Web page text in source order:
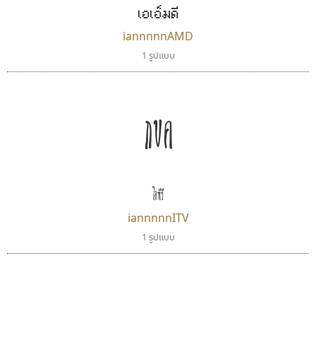
เอเอ็มดี
iannnnnAMD
1 รูปแบบ
กขค
ไอทีวี
iannnnnITV
1 รูปแบบ